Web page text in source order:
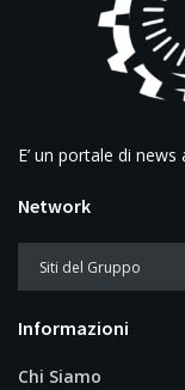
E’ un portale di
Network
Informazioni
Chi Siamo